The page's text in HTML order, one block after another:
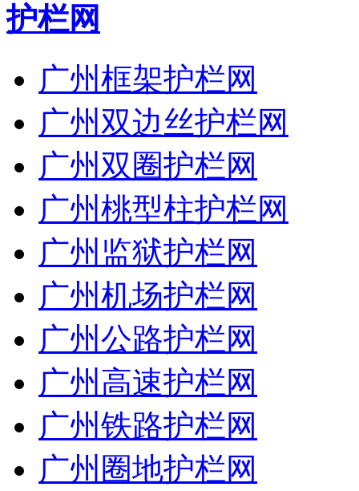
护栏网
广州框架护栏网
广州双边丝护栏网
广州双圈护栏网
广州桃型柱护栏网
广州监狱护栏网
广州机场护栏网
广州公路护栏网
广州高速护栏网
广州铁路护栏网
广州圈地护栏网